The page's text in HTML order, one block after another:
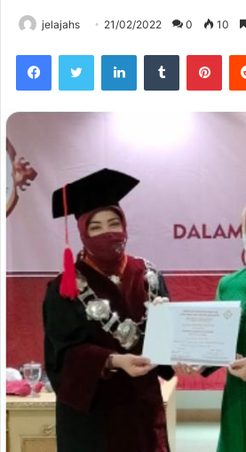
jelajahs 21/02/2022 0 10